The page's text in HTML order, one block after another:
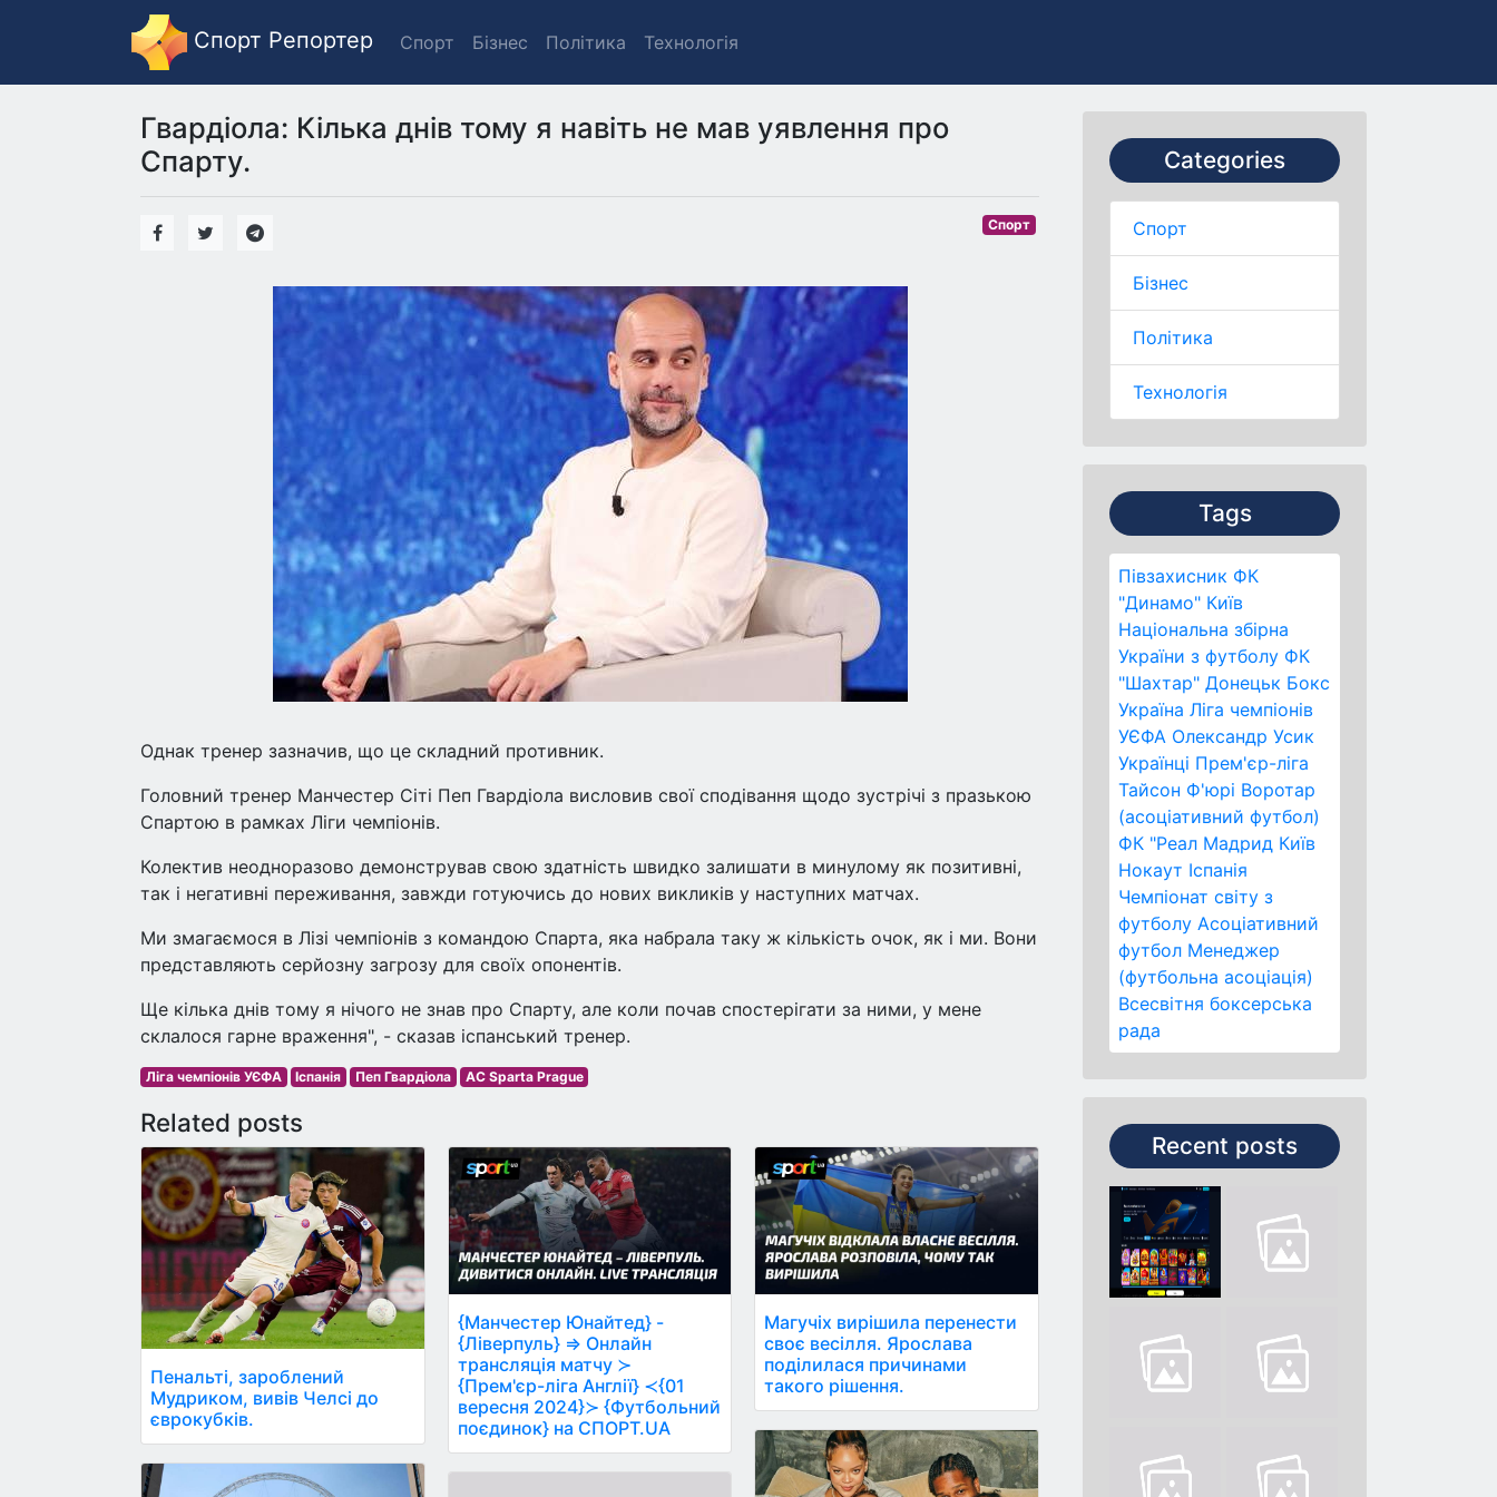
Спорт Репортер Спорт Бізнес Політика Технологія
Categories
Спорт
Бізнес
Політика
Технологія
Tags
Півзахисник ФК
"Динамо" Київ
Національна збірна
України з футболу ФК
"Шахтар" Донецьк Бокс
Україна Ліга чемпіонів
УЄФА Олександр Усик
Українці Прем'єр-ліга
Тайсон Ф'юрі Воротар
(асоціативний футбол)
ФК "Реал Мадрид Київ
Нокаут Іспанія
Чемпіонат світу з
футболу Асоціативний
футбол Менеджер
(футбольна асоціація)
Всесвітня боксерська
рада
Recent posts
Гвардіола: Кілька днів тому я навіть не мав уявлення про
Спарту.
Спорт
Однак тренер зазначив, що це складний противник.
Головний тренер Манчестер Сіті Пеп Гвардіола висловив свої сподівання щодо зустрічі з празькою
Спартою в рамках Ліги чемпіонів.
Колектив неодноразово демонстрував свою здатність швидко залишати в минулому як позитивні,
так і негативні переживання, завжди готуючись до нових викликів у наступних матчах.
Ми змагаємося в Лізі чемпіонів з командою Спарта, яка набрала таку ж кількість очок, як і ми. Вони
представляють серйозну загрозу для своїх опонентів.
Ще кілька днів тому я нічого не знав про Спарту, але коли почав спостерігати за ними, у мене
склалося гарне враження", - сказав іспанський тренер.
Ліга чемпіонів УЄФА Іспанія Пеп Гвардіола AC Sparta Prague
Related posts
Пенальті, зароблений
Мудриком, вивів Челсі до
єврокубків.
{Манчестер Юнайтед} -
{Ліверпуль} ⇒ Онлайн
трансляція матчу ≻
{Прем'єр-ліга Англії} ≺{01
вересня 2024}≻ {Футбольний
поєдинок} на СПОРТ.UA
Магучіх вирішила перенести
своє весілля. Ярослава
поділилася причинами
такого рішення.